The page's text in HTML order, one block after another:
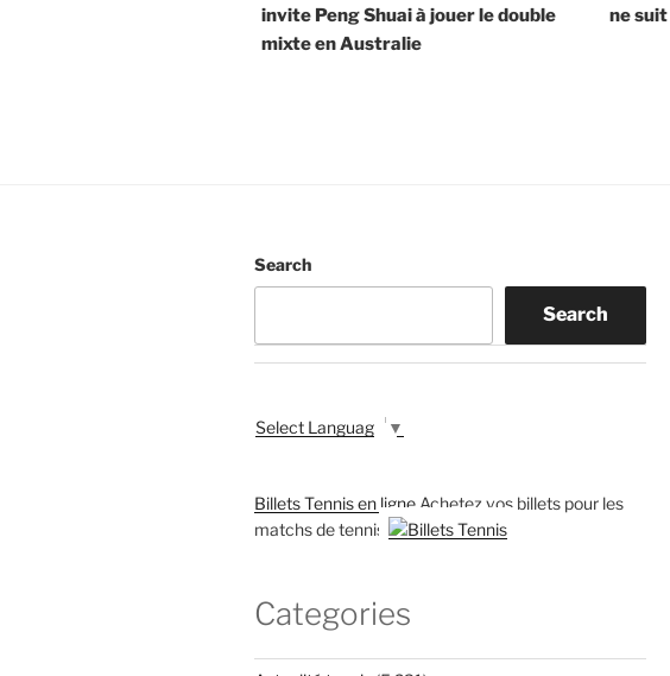
invite Peng Shuai à jouer le double
mixte en Australie
ne
Search
Search
Select Language ▼
Billets Tennis en ligne Achetez vos billets pour les
matchs de tennis
Categories